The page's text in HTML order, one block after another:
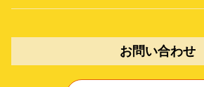
お問い合わせ